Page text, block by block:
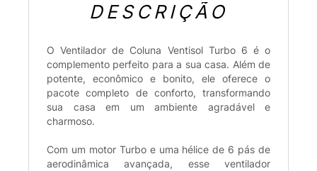
DESCRIÇÃO
O Ventilador de Coluna Ventisol Turbo 6 é o
complemento perfeito para a sua casa. Além de
potente, econômico e bonito, ele oferece o
pacote completo de conforto, transformando
sua casa em um ambiente agradável e
charmoso.
Com um motor Turbo e uma hélice de 6 pás de
aerodinâmica avançada, esse ventilador